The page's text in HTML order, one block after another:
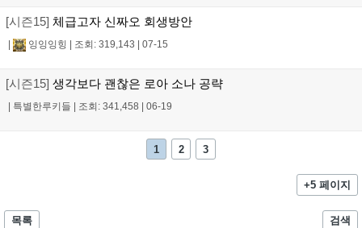
[시즌15] 체급고자 신짜오 회생방안
잉잉잉힝 조회: 319,143 07-15
[시즌15] 생각보다 괜찮은 로아 소나 공략
특별한루키들 조회: 341,458 06-19
1 2 3
+5 페이지
목록 검색